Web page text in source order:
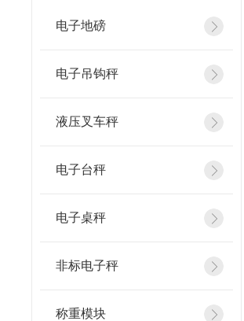
电子地磅
电子吊钩秤
液压叉车秤
电子台秤
电子桌秤
非标电子秤
称重模块